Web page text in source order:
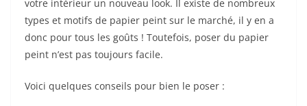
votre intérieur un nouveau look. Il existe de nombreux
types et motifs de papier peint sur le marché, il y en a
donc pour tous les goûts ! Toutefois, poser du papier
peint n’est pas toujours facile.
Voici quelques conseils pour bien le poser :